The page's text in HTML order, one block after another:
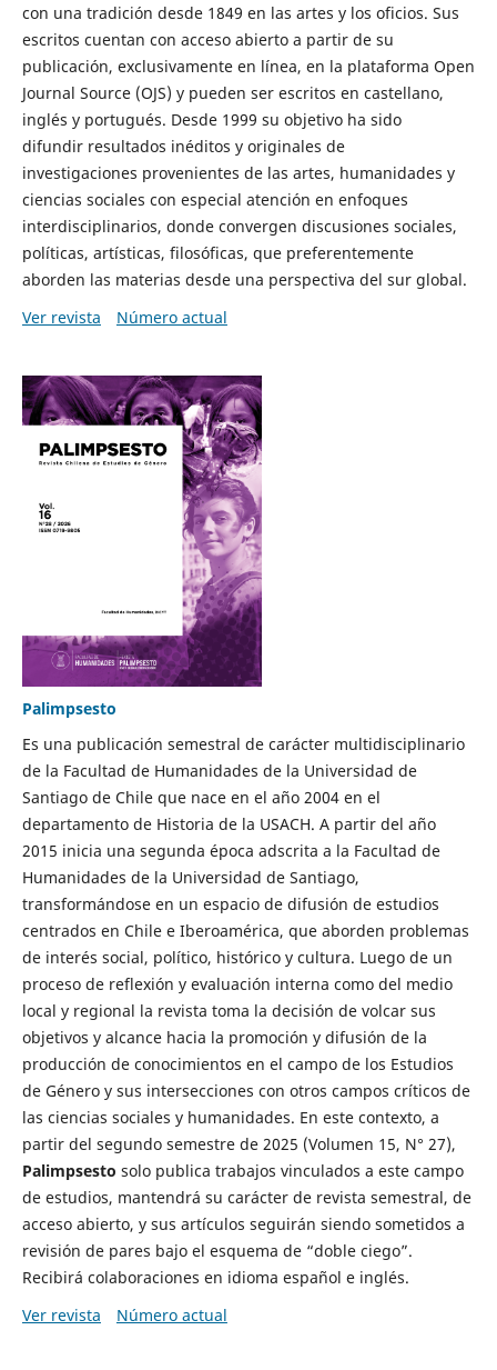
con una tradición desde 1849 en las artes y los oficios. Sus
escritos cuentan con acceso abierto a partir de su
publicación, exclusivamente en línea, en la plataforma Open
Journal Source (OJS) y pueden ser escritos en castellano,
inglés y portugués. Desde 1999 su objetivo ha sido
difundir resultados inéditos y originales de
investigaciones provenientes de las artes, humanidades y
ciencias sociales con especial atención en enfoques
interdisciplinarios, donde convergen discusiones sociales,
políticas, artísticas, filosóficas, que preferentemente
aborden las materias desde una perspectiva del sur global.
Ver revista
Número actual
Palimpsesto
Es una publicación semestral de carácter multidisciplinario
de la Facultad de Humanidades de la Universidad de
Santiago de Chile que nace en el año 2004 en el
departamento de Historia de la USACH. A partir del año
2015 inicia una segunda época adscrita a la Facultad de
Humanidades de la Universidad de Santiago,
transformándose en un espacio de difusión de estudios
centrados en Chile e Iberoamérica, que aborden problemas
de interés social, político, histórico y cultura. Luego de un
proceso de reflexión y evaluación interna como del medio
local y regional la revista toma la decisión de volcar sus
objetivos y alcance hacia la promoción y difusión de la
producción de conocimientos en el campo de los Estudios
de Género y sus intersecciones con otros campos críticos de
las ciencias sociales y humanidades. En este contexto, a
partir del segundo semestre de 2025 (Volumen 15, N° 27),
Palimpsesto solo publica trabajos vinculados a este campo
de estudios, mantendrá su carácter de revista semestral, de
acceso abierto, y sus artículos seguirán siendo sometidos a
revisión de pares bajo el esquema de “doble ciego”.
Recibirá colaboraciones en idioma español e inglés.
Ver revista
Número actual